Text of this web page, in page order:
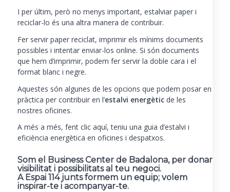
I per últim, però no menys important, estalviar paper i
reciclar-lo és una altra manera de contribuir.
Fer servir paper reciclat, imprimir els mínims documents
possibles i intentar enviar-los online. Si són documents
que hem d’imprimir, podem fer servir la doble cara i el
format blanc i negre.
Aquestes són algunes de les opcions que podem posar en
pràctica per contribuir en l’estalvi energèticde les
nostres oficines.
A més a més, fent clic aquí, teniu una guia d’estalvi i
eficiència energètica en oficines i despatxos.
Som el Business Center de Badalona, per donar
visibilitat i possibilitats al teu negoci.
A Espai 114 junts formem un equip; volem
inspirar-te i acompanyar-te.